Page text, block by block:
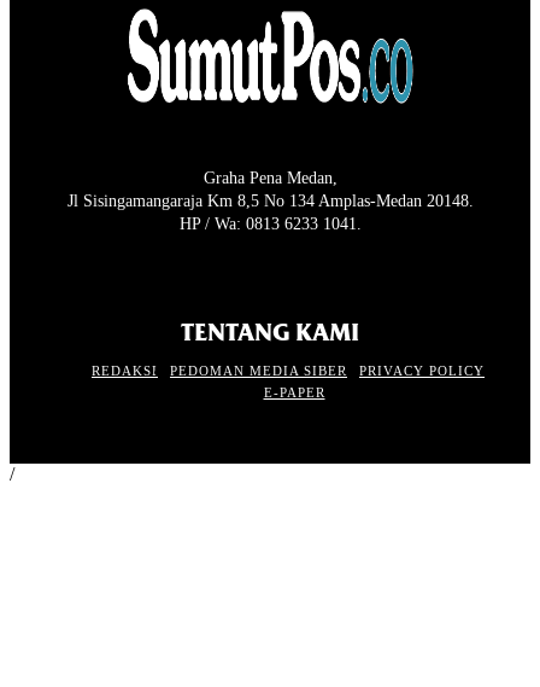
Graha Pena Medan,
Jl Sisingamangaraja Km 8,5 No 134 Amplas-Medan 20148.
HP / Wa: 0813 6233 1041.
TENTANG KAMI
REDAKSI PEDOMAN MEDIA SIBER
PRIVACY POLICY
E-PAPER
/